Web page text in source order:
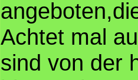
Achtet mal
sind von der